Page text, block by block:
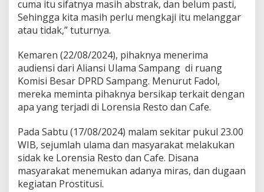
cuma itu sifatnya masih abstrak, dan belum pasti,
Sehingga kita masih perlu mengkaji itu melanggar
atau tidak,” tuturnya.
Kemaren (22/08/2024), pihaknya menerima
audiensi dari Aliansi Ulama Sampang di ruang
Komisi Besar DPRD Sampang. Menurut Fadol,
mereka meminta pihaknya bersikap terkait dengan
apa yang terjadi di Lorensia Resto dan Cafe.
Pada Sabtu (17/08/2024) malam sekitar pukul 23.00
WIB, sejumlah ulama dan masyarakat melakukan
sidak ke Lorensia Resto dan Cafe. Disana
masyarakat menemukan adanya miras, dan dugaan
kegiatan Prostitusi.